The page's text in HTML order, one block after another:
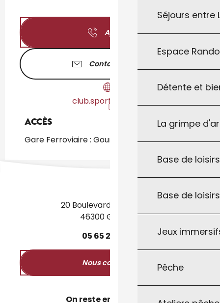
Séjours entre
Espace
Détente et
La grimpe
Base de
Base de
Jeux
Pêche
Appeler
Contactez-nous
club.sportsregion.fr
Accès
Accès
Gare Ferroviaire : Gourdon à 1km
20 Boulevard des Martyrs
46300 Gourdon
05 65 27
Nous contacter
On reste en contact ?